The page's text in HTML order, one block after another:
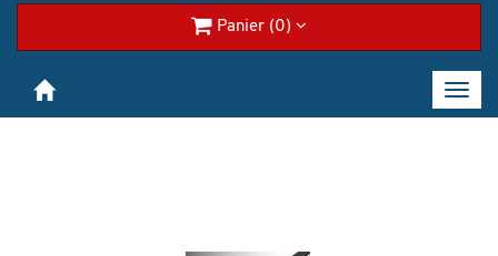
Panier (0)